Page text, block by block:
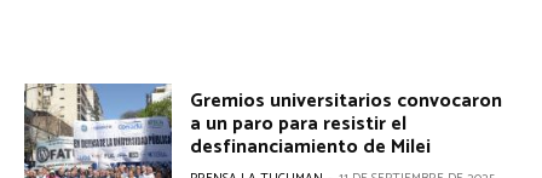
Gremios universitarios convocaron
a un paro para resistir el
desfinanciamiento de Milei